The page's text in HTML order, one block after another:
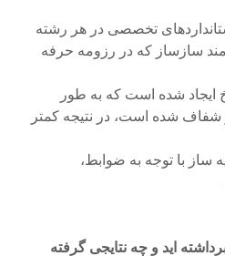
تخصصی در هر رشته
سازساز که در رزومه حرفه
شده است که به طور
شده است، در نتیجه کمتر
با توجه به ضوابط،
اید و چه نتایجی گرفته